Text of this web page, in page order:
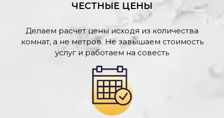
ЧЕСТНЫЕ ЦЕНЫ
Делаем расчет цены исходя из количества
комнат, а не метров. Не завышаем стоимость
услуг и работаем на совесть